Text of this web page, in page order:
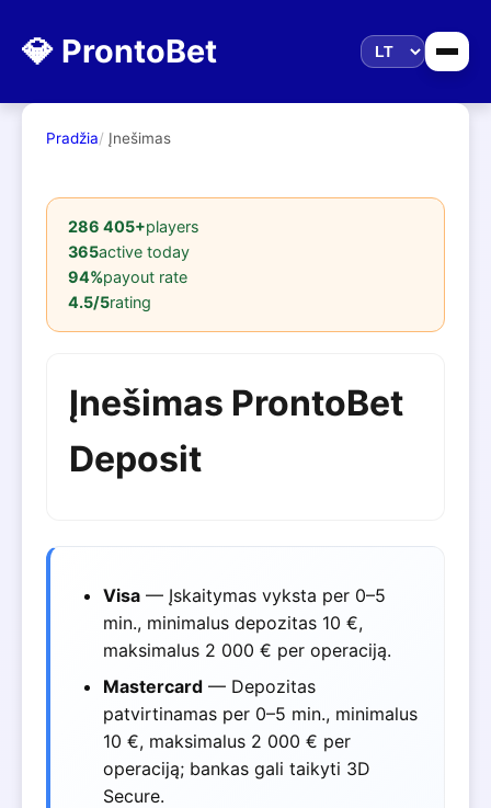
💎 ProntoBet
Pradžia Įnešimas
286 405+players
365active today
94%payout rate
4.5/5rating
Įnešimas ProntoBet
Deposit
Visa — Įskaitymas vyksta per 0–5
min., minimalus depozitas 10 €,
maksimalus 2 000 € per operaciją.
Mastercard — Depozitas
patvirtinamas per 0–5 min., minimalus
10 €, maksimalus 2 000 € per
operaciją; bankas gali taikyti 3D
Secure.